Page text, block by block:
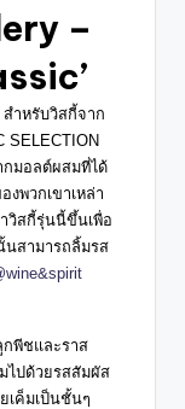
–
สำหรับวิสกี้จาก
SELECTION
กมอลต์ผสมที่ได้
พวกเขาเหล่า
วิสกี้รุ่นนี้ขึ้นเพื่อ
นสามารถลิ้มรส
พีชและราส
ไปด้วยรสสัมผัส
เค็มเป็นชั้นๆ